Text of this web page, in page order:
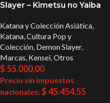
Slayer – Kimetsu no Yaiba
Katana y Colección Asiática,
Katana,Cultura Pop y
Colección, Demon Slayer,
Marcas, Kensei,Otros
$55.000,00
Precio sin impuestos
nacionales:$45.454,55